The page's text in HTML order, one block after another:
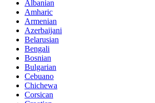
Albanian
Amharic
Armenian
Azerbaijani
Belarusian
Bengali
Bosnian
Bulgarian
Cebuano
Chichewa
Corsican